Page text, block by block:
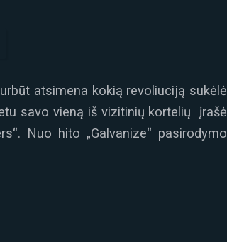
atsimena kokią revoliuciją sukėlė
savo vieną iš vizitinių kortelių įrašė
Nuo hito „Galvanize“ pasirodymo